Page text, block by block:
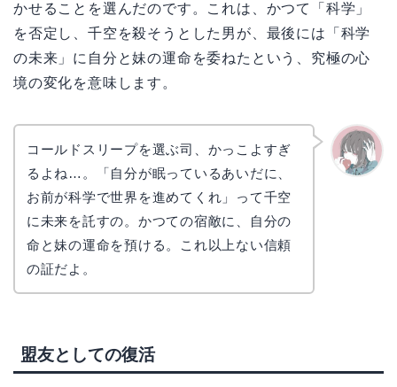
かせることを選んだのです。これは、かつて「科学」
を否定し、千空を殺そうとした男が、最後には「科学
の未来」に自分と妹の運命を委ねたという、究極の心
境の変化を意味します。
コールドスリープを選ぶ司、かっこよすぎ
るよね…。「自分が眠っているあいだに、
お前が科学で世界を進めてくれ」って千空
に未来を託すの。かつての宿敵に、自分の
命と妹の運命を預ける。これ以上ない信頼
の証だよ。
盟友としての復活